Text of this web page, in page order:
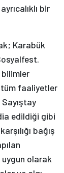
bir
Karabük
bilimler
tüm faaliyetler
edildiği gibi
bağış
olarak